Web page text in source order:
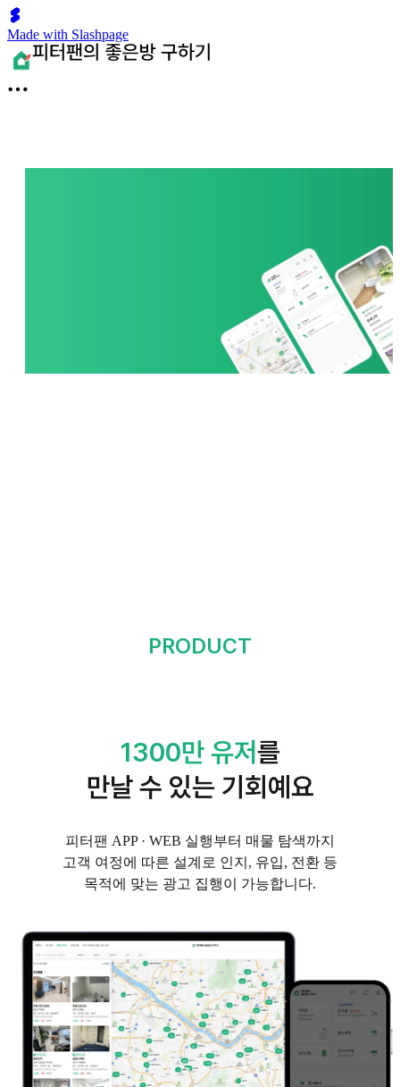
Made with Slashpage
PRODUCT
1300만 유저를
만날 수 있는 기회예요
피터팬 APP · WEB 실행부터 매물 탐색까지
고객 여정에 따른 설계로 인지, 유입, 전환 등
목적에 맞는 광고 집행이 가능합니다.